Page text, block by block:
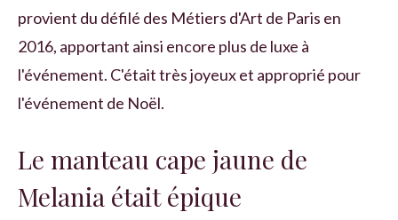
provient du défilé des Métiers d'Art de Paris en
2016, apportant ainsi encore plus de luxe à
l'événement. C'était très joyeux et approprié pour
l'événement de Noël.
Le manteau cape jaune de
Melania était épique